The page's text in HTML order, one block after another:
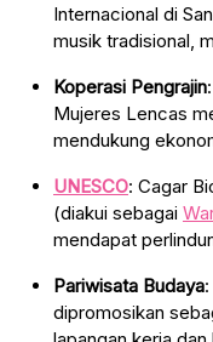
Internacional di
musik tradisional,
Koperasi Pengrajin
Mujeres Lencas
mendukung
UNESCO: Cagar
(diakui sebagai
mendapat
Pariwisata Budaya
dipromosikan